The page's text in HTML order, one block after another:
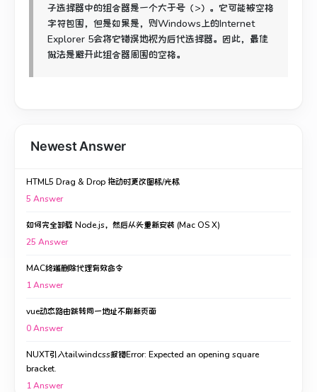
子选择器中的组合器是一个大于号（>）。 它可能被空格
字符包围，但是如果是，则Windows上的Internet
Explorer 5会将它错误地视为后代选择器。 因此，最佳
做法是避开此组合器周围的空格。
Newest Answer
HTML5 Drag & Drop 拖动时更改图标/光标
5 Answer
如何完全卸载 Node.js，然后从头重新安装 (Mac OS X)
25 Answer
MAC终端删除代理有效命令
1Answer
vue动态路由跳转同一地址不刷新页面
0Answer
NUXT引入tailwindcss报错Error: Expected an opening square
bracket.
1Answer